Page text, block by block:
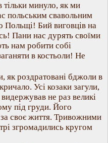
минуло, як ми
польським свавольним
Бий виговців на
Пани нас дурять своїми
нам робити собі
в костьоли! Не
як роздратовані бджоли в
Усі козаки загули,
не раз великі
під груди. Його
своє життя. Тривожними
згромадились кругом